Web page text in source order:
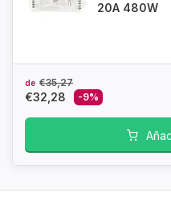
20A 480W
de €35,27
€32,28 -9%